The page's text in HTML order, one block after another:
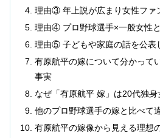
理由③ 年上説が広まり女性ファ
理由④ プロ野球選手×一般女性
理由⑤ 子どもや家庭の話を公表
有原航平の嫁について分かって
事実
なぜ「有原航平 嫁」は20代独
他のプロ野球選手の嫁と比べて
有原航平の嫁像から見える理想